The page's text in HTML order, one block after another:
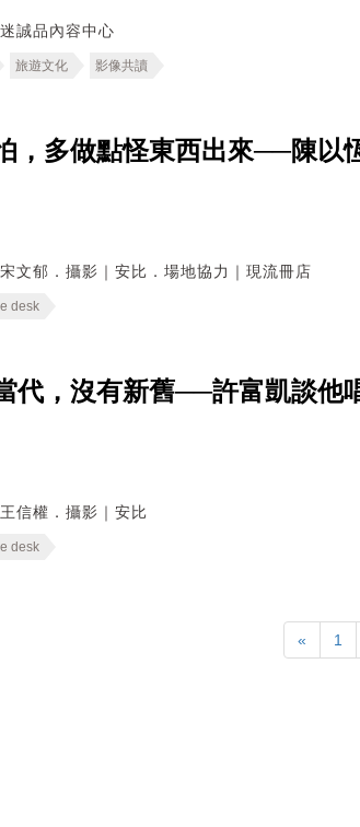
迷誠品內容中心
旅遊文化 影像共讀
，多做點怪東西出來──陳以
宋文郁．攝影｜安比．場地協力｜現流冊店
desk
代，沒有新舊──許富凱談他
王信權．攝影｜安比
desk
« 1